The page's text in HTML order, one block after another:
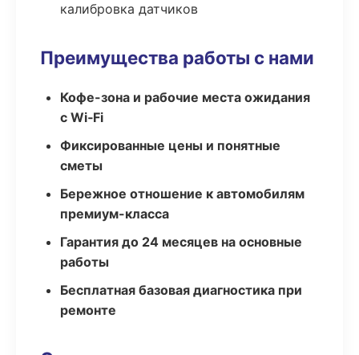
калибровка датчиков
Преимущества работы с нами
Кофе-зона и рабочие места ожидания
с Wi‑Fi
Фиксированные цены и понятные
сметы
Бережное отношение к автомобилям
премиум-класса
Гарантия до 24 месяцев на основные
работы
Бесплатная базовая диагностика при
ремонте